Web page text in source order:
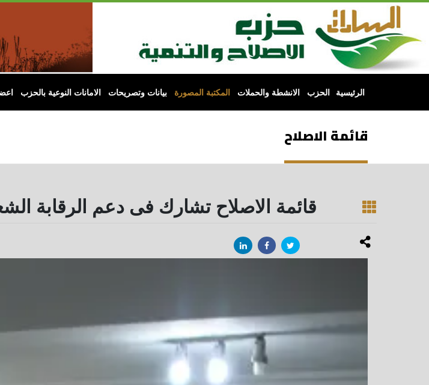
الرئيسية الحزب الانشطة والحملات المكتبة المصورة بيانات وتصريحات الامانات النوعية بالحزب
قائمة الاصلاح
قائمة الاصلاح تشارك فى دعم الرقابة